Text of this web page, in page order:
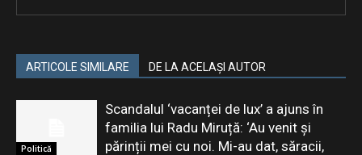
ARTICOLE SIMILARE DE LA ACELAȘI AUTOR
Politică
Scandalul ‘vacanței de lux’ a ajuns în
familia lui Radu Miruță: ‘Au venit și
părinții mei cu noi. Mi-au dat, săracii,